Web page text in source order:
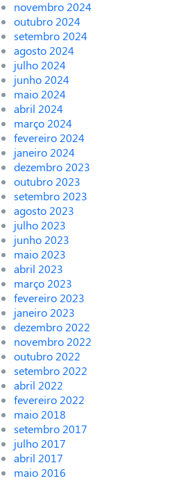
novembro 2024
outubro 2024
setembro 2024
agosto 2024
julho 2024
junho 2024
maio 2024
abril 2024
março 2024
fevereiro 2024
janeiro 2024
dezembro 2023
outubro 2023
setembro 2023
agosto 2023
julho 2023
junho 2023
maio 2023
abril 2023
março 2023
fevereiro 2023
janeiro 2023
dezembro 2022
novembro 2022
outubro 2022
setembro 2022
abril 2022
fevereiro 2022
maio 2018
setembro 2017
julho 2017
abril 2017
maio 2016